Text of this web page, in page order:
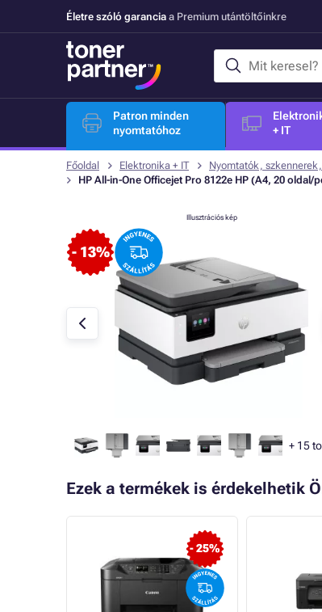
Életre szóló garancia a Premium utántöltőinkre
Patron minden
nyomtatóhoz
+ IT
Főoldal Elektronika + IT Nyomtatók,
HP All-in-One Officejet Pro 8122e HP (A4, 20
- 13%
Illusztrációs kép
+ 15
Ezek a termékek is érdekelhetik
- 25%